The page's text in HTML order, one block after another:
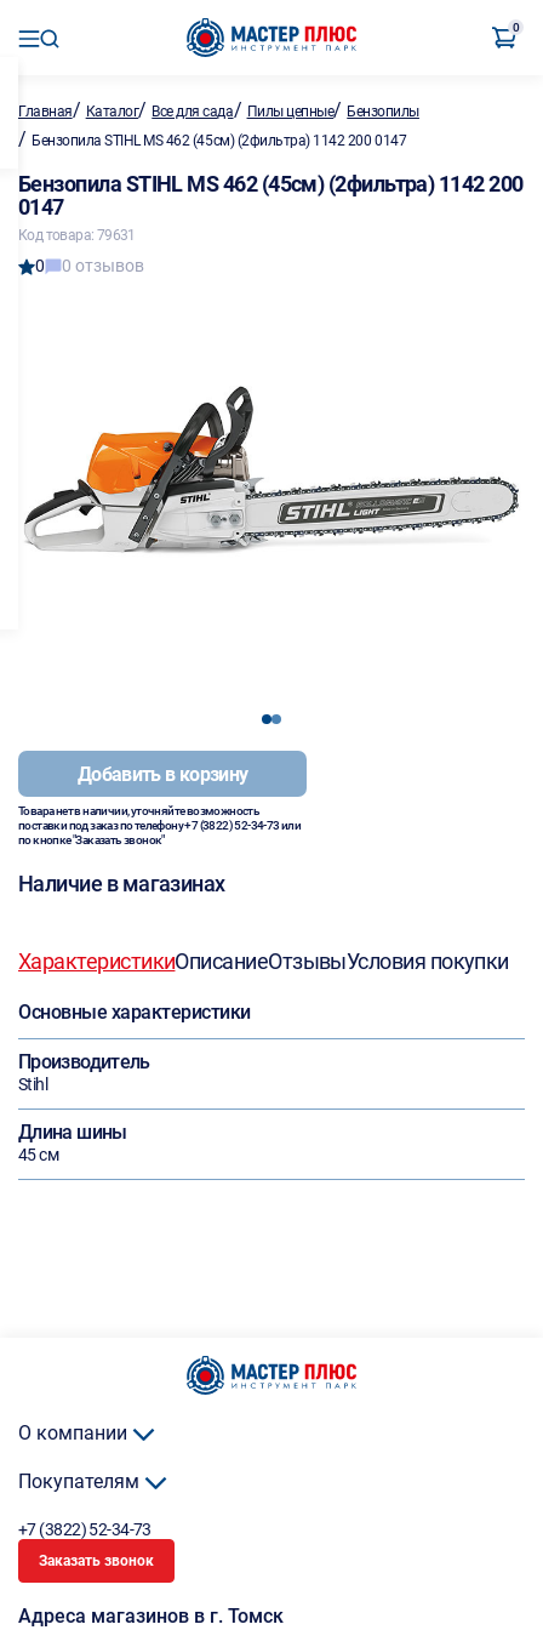
0
Главная/ Каталог/ Все для сада/ Пилы цепные/ Бензопилы
/ Бензопила STIHL MS 462 (45см) (2фильтра) 1142 200 0147
Бензопила STIHL MS 462 (45см) (2фильтра) 1142 200
0147
Код товара: 79631
0 0 отзывов
12
Добавить в корзину
Товара нет в наличии, уточняйте возможность
поставки под заказ по телефону+7 (3822) 52-34-73или
по кнопке "Заказать звонок"
Наличие в магазинах
ХарактеристикиОписаниеОтзывыУсловия покупки
Основные характеристики
Производитель
Stihl
Длина шины
45 см
О компании
Покупателям
+7 (3822) 52-34-73
Заказать звонок
Адреса магазинов в г. Томск